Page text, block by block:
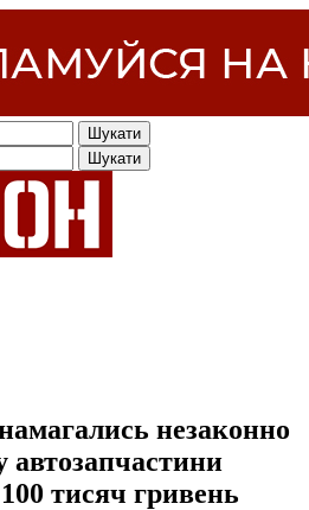
незаконно
автозапчастини
тисяч гривень